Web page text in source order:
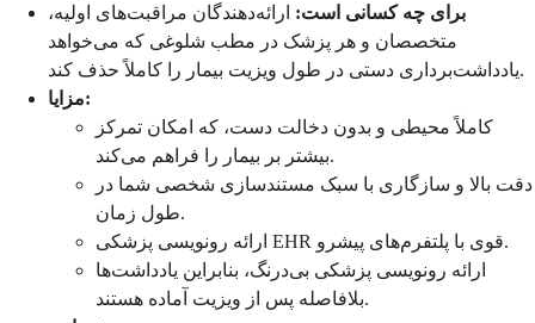
برای چه کسانی است: ارائه‌دهندگان مراقبت‌های اولیه،
متخصصان و هر پزشک در مطب شلوغی که می‌خواهد
یادداشت‌برداری دستی در طول ویزیت بیمار را کاملاً حذف کند.
مزایا:
کاملاً محیطی و بدون دخالت دست، که امکان تمرکز
بیشتر بر بیمار را فراهم می‌کند.
دقت بالا و سازگاری با سبک مستندسازی شخصی شما در
طول زمان.
ارائه رونویسی پزشکی EHR قوی با پلتفرم‌های پیشرو.
ارائه رونویسی پزشکی بی‌درنگ، بنابراین یادداشت‌ها
بلافاصله پس از ویزیت آماده هستند.